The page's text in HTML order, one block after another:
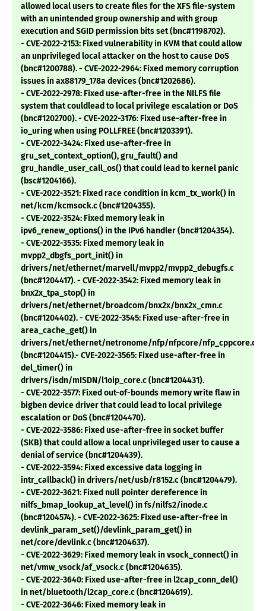
allowed local users to create files for the XFS file-system
with an unintended group ownership and with group
execution and SGID permission bits set (bnc#1198702).
- CVE-2022-2153: Fixed vulnerability in KVM that could allow
an unprivileged local attacker on the host to cause DoS
(bnc#1200788). - CVE-2022-2964: Fixed memory corruption
issues in ax88179_178a devices (bnc#1202686).
- CVE-2022-2978: Fixed use-after-free in the NILFS file
system that couldlead to local privilege escalation or DoS
(bnc#1202700). - CVE-2022-3176: Fixed use-after-free in
io_uring when using POLLFREE (bnc#1203391).
- CVE-2022-3424: Fixed use-after-free in
gru_set_context_option(), gru_fault() and
gru_handle_user_call_os() that could lead to kernel panic
(bsc#1204166).
- CVE-2022-3521: Fixed race condition in kcm_tx_work() in
net/kcm/kcmsock.c (bnc#1204355).
- CVE-2022-3524: Fixed memory leak in
ipv6_renew_options() in the IPv6 handler (bnc#1204354).
- CVE-2022-3535: Fixed memory leak in
mvpp2_dbgfs_port_init() in
drivers/net/ethernet/marvell/mvpp2/mvpp2_debugfs.c
(bnc#1204417). - CVE-2022-3542: Fixed memory leak in
bnx2x_tpa_stop() in
drivers/net/ethernet/broadcom/bnx2x/bnx2x_cmn.c
(bnc#1204402). - CVE-2022-3545: Fixed use-after-free in
area_cache_get() in
drivers/net/ethernet/netronome/nfp/nfpcore/nfp_cppcore.c
(bnc#1204415).- CVE-2022-3565: Fixed use-after-free in
del_timer() in
drivers/isdn/mISDN/l1oip_core.c (bnc#1204431).
- CVE-2022-3577: Fixed out-of-bounds memory write flaw in
bigben device driver that could lead to local privilege
escalation or DoS (bnc#1204470).
- CVE-2022-3586: Fixed use-after-free in socket buffer
(SKB) that could allow a local unprivileged user to cause a
denial of service (bnc#1204439).
- CVE-2022-3594: Fixed excessive data logging in
intr_callback() in drivers/net/usb/r8152.c (bnc#1204479).
- CVE-2022-3621: Fixed null pointer dereference in
nilfs_bmap_lookup_at_level() in fs/nilfs2/inode.c
(bnc#1204574). - CVE-2022-3625: Fixed use-after-free in
devlink_param_set()/devlink_param_get() in
net/core/devlink.c (bnc#1204637).
- CVE-2022-3629: Fixed memory leak in vsock_connect() in
net/vmw_vsock/af_vsock.c (bnc#1204635).
- CVE-2022-3640: Fixed use-after-free in l2cap_conn_del()
in net/bluetooth/l2cap_core.c (bnc#1204619).
- CVE-2022-3646: Fixed memory leak in